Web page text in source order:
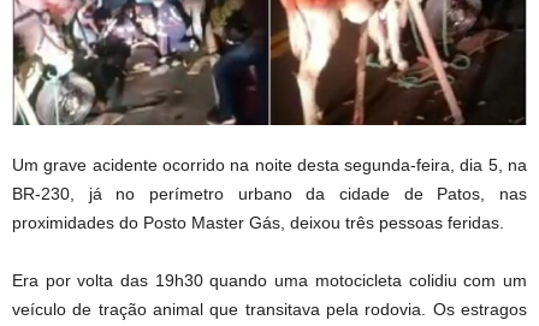
Um grave acidente ocorrido na noite desta segunda-feira, dia 5, na
BR-230, já no perímetro urbano da cidade de Patos, nas
proximidades do Posto Master Gás, deixou três pessoas feridas.
Era por volta das 19h30 quando uma motocicleta colidiu com um
veículo de tração animal que transitava pela rodovia. Os estragos